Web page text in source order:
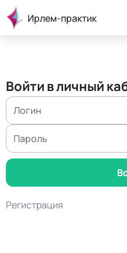
Ирлем-практик
Войти в личный
Регистрация